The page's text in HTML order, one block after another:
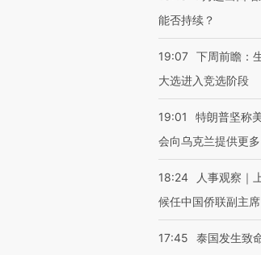
能否持续？
19:07 下周前瞻：
大选进入竞选阶段
19:01
特朗普坚称
会向乌克兰提供更多
18:24
人事观察｜
候任中国侨联副主席
17:45 泰国发生致